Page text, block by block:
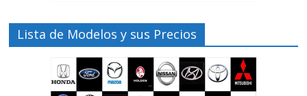
Lista de Modelos y sus Precios